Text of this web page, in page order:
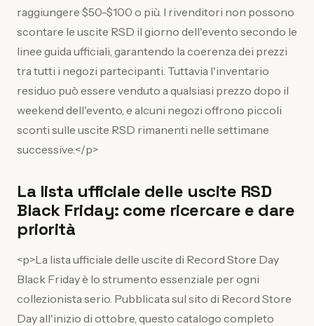
raggiungere $50-$100 o più. I rivenditori non possono
scontare le uscite RSD il giorno dell'evento secondo le
linee guida ufficiali, garantendo la coerenza dei prezzi
tra tutti i negozi partecipanti. Tuttavia l'inventario
residuo può essere venduto a qualsiasi prezzo dopo il
weekend dell'evento, e alcuni negozi offrono piccoli
sconti sulle uscite RSD rimanenti nelle settimane
successive.</p>
La lista ufficiale delle uscite RSD
Black Friday: come ricercare e dare
priorità
<p>La lista ufficiale delle uscite di Record Store Day
Black Friday è lo strumento essenziale per ogni
collezionista serio. Pubblicata sul sito di Record Store
Day all'inizio di ottobre, questo catalogo completo